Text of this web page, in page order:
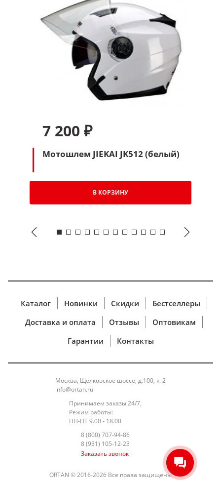
7 200 ₽
Мотошлем JIEKAI JK512 (белый)
В КОРЗИНУ
Каталог Новинки Скидки
Бестселлеры
Доставка и оплата
Отзывы
Оптовикам
Гарантии
Контакты
ORTAN © 2016-2026 Все права защищены
Москва, Щелковское шоссе, д.100, к. 2
info@ortan.ru
Принимаем заказы 24/7,
Режим работы:
ПН-ПТ 9.00 - 18.00
8 (800) 707-94-86
8 (931) 105-12-23
Заказать звонок